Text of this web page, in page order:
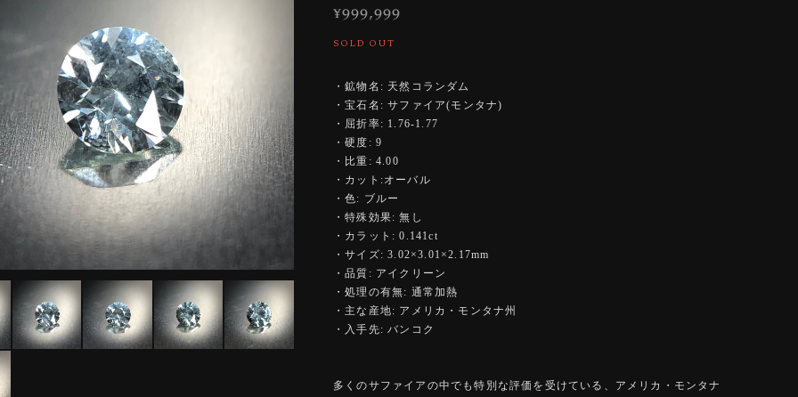
¥999,999
SOLD OUT
・鉱物名: 天然コランダム
・宝石名: サファイア(モンタナ)
・屈折率: 1.76-1.77
・硬度: 9
・比重: 4.00
・カット:オーバル
・色: ブルー
・特殊効果: 無し
・カラット: 0.141ct
・サイズ: 3.02×3.01×2.17mm
・品質: アイクリーン
・処理の有無: 通常加熱
・主な産地: アメリカ・モンタナ州
・入手先: バンコク
多くのサファイアの中でも特別な評価を受けている、アメリカ・モンタナ